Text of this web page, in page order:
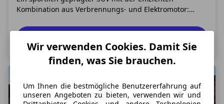
Kombination aus Verbrennungs- und Elektromotor:
kontinuierlich weiter aus. Jüngster Spross der Bayern ist
dabei nun die neue Plug-in-Hybrid-Version des X3. Der
beliebte Kompakt-SUV der Premiumklasse läuf
Wir verwenden Cookies. Damit Sie
finden, was Sie brauchen.
Um Ihnen die bestmögliche Benutzererfahrung auf
unseren Angeboten zu bieten, verwenden wir und